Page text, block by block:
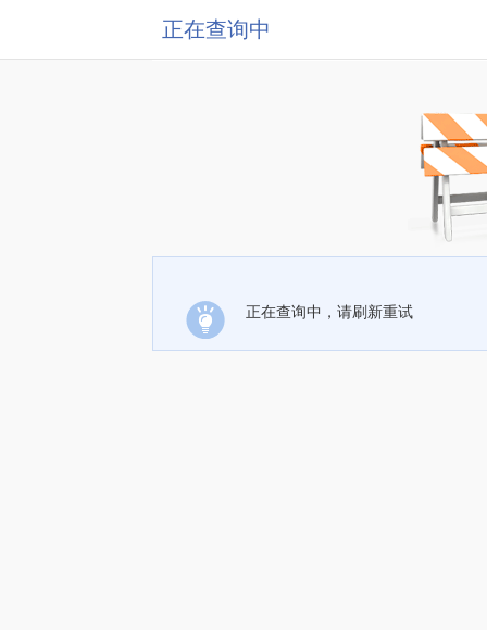
正在查询中
正在查询中，请刷新重试